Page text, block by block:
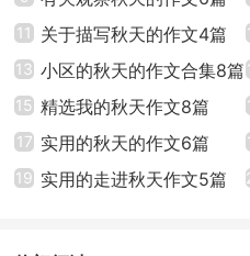
天气渐渐地凉了，一片
蝶，离开了大树温暖的怀抱
撒满大地。哦，秋天是金黄
公园里，一根根绿油油
上一层碧绿的地毯。清晨，
11 关于描写秋天的作文4篇
13 小区的秋天的作文合集8篇
15 精选我的秋天作文8篇
17 实用的秋天的作文6篇
19 实用的走进秋天作文5篇